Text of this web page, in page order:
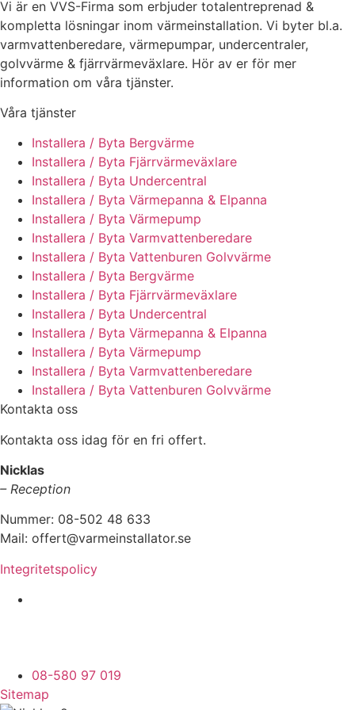
Vi är en VVS-Firma som erbjuder totalentreprenad &
kompletta lösningar inom värmeinstallation. Vi byter bl.a.
varmvattenberedare, värmepumpar, undercentraler,
golvvärme & fjärrvärmeväxlare. Hör av er för mer
information om våra tjänster.
Våra tjänster
Installera / Byta Bergvärme
Installera / Byta Fjärrvärmeväxlare
Installera / Byta Undercentral
Installera / Byta Värmepanna & Elpanna
Installera / Byta Värmepump
Installera / Byta Varmvattenberedare
Installera / Byta Vattenburen Golvvärme
Installera / Byta Bergvärme
Installera / Byta Fjärrvärmeväxlare
Installera / Byta Undercentral
Installera / Byta Värmepanna & Elpanna
Installera / Byta Värmepump
Installera / Byta Varmvattenberedare
Installera / Byta Vattenburen Golvvärme
Kontakta oss
Kontakta oss idag för en fri offert.
Nicklas
– Reception
Nummer: 08-502 48 633
Mail: offert@varmeinstallator.se
Integritetspolicy
08-580 97 019
Sitemap